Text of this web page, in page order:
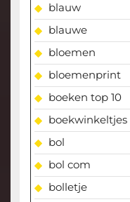
blauw
blauwe
bloemen
bloemenprint
boeken top 10
boekwinkeltjes
bol
bol com
bolletje